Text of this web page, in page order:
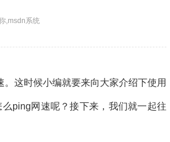
,msdn系统
这时候小编就要来向大家介绍下使用
ping网速呢？接下来，我们就一起往